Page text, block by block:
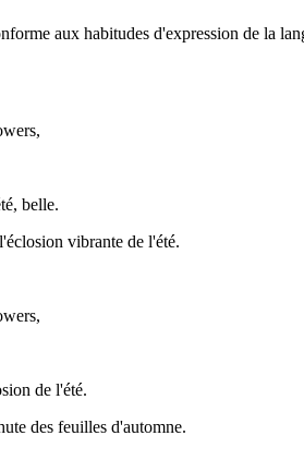
aux habitudes d'expression de la
belle.
vibrante de l'été.
de l'été.
des feuilles d'automne.